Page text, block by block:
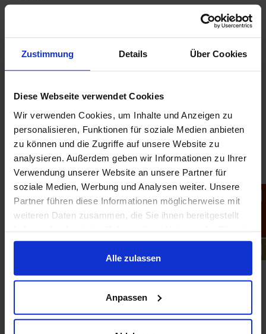
Zustimmung Details Über Cookies
Diese Webseite verwendet Cookies
Wir verwenden Cookies, um Inhalte und Anzeigen zu
personalisieren, Funktionen für soziale Medien anbieten
zu können und die Zugriffe auf unsere Website zu
analysieren. Außerdem geben wir Informationen zu Ihrer
Verwendung unserer Website an unsere Partner für
soziale Medien, Werbung und Analysen weiter. Unsere
Partner führen diese Informationen möglicherweise mit
weiteren Daten zusammen, die Sie ihnen bereitgestellt
gesammelt haben.
Alle zulassen
Anpassen
Abrechnungszentren mit Schwerpunkt Assistenz &
Verwaltung
seit 2023 für hiesige Praxis tätig (zuerst über externe
Abrechnungs-Firma APZ Alphazahn, ab 04/26 fest in
der Praxis angestellt)
ZUSTÄNDIGKEITSBEREICHE
Verwaltung
Angebotserstellung
Rechnungserstellung
etc.
FORTBILDUNGEN